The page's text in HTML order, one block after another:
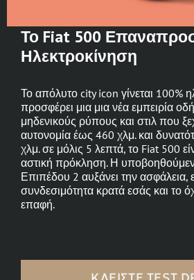
Το Fiat 500
Ηλεκτροκίνηση
Το απόλυτο city icon γίνεται 100%
προσφέρει μια μια νέα εμπειρία
μηδενικούς ρύπους και στιλ που
αυτονομία έως 460 χλμ. και
χλμ. σε μόλις 5 λεπτά, το Fiat 500
αστική πρόκληση. Η
Επιπέδου 2 αυξάνει την
συνδεσιμότητα κρατά εσάς και το
επαφή.